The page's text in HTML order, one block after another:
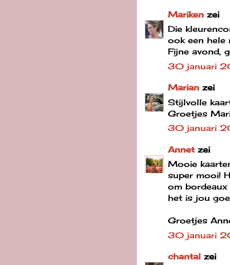
Mariken zei
Die
ook een hele
Fijne avond,
30 januari
Marian zei
Stijlvolle
Groetjes
30 januari
Annetzei
Mooie
super mooi!
om
het is jou
Groetjes
30 januari
chantal zei